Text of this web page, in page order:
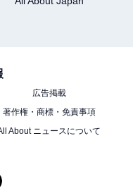
広告掲載
著作権・商標・免責事項
About ニュースについて